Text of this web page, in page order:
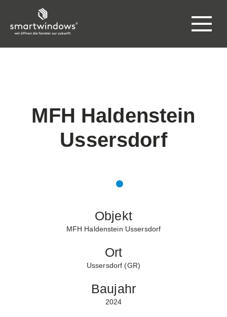
MFH Haldenstein
Ussersdorf
Objekt
MFH Haldenstein Ussersdorf
Ort
Ussersdorf (GR)
Baujahr
2024